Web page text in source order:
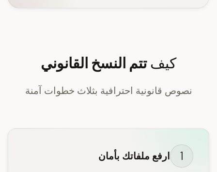
كيفتتم النسخ القانوني
نصوص قانونية احترافية بثلاث خطوات آمنة
1 ارفع ملفاتك بأمان